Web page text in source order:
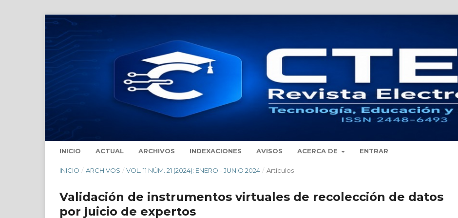
INICIO ACTUAL ARCHIVOS INDEXACIONES AVISOS ACERCA DE ENTRAR
INICIO / ARCHIVOS / VOL. 11 NÚM. 21 (2024): ENERO - JUNIO 2024 / Artículos
Validación de instrumentos virtuales de recolección de datos
por juicio de expertos